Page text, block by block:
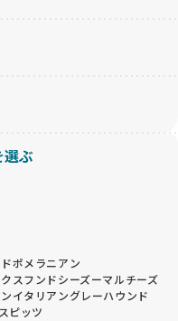
ぶ
ポメラニアン
スフンドシーズーマルチーズ
イタリアングレーハウンド
ピッツ